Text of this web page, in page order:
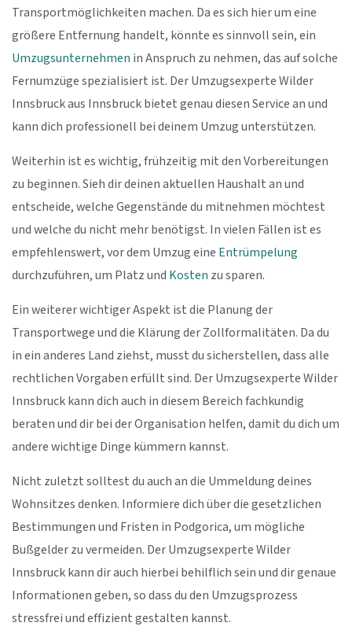
Transportmöglichkeiten machen. Da es sich hier um eine
größere Entfernung handelt, könnte es sinnvoll sein, ein
Umzugsunternehmen in Anspruch zu nehmen, das auf solche
Fernumzüge spezialisiert ist. Der Umzugsexperte Wilder
Innsbruck aus Innsbruck bietet genau diesen Service an und
kann dich professionell bei deinem Umzug unterstützen.
Weiterhin ist es wichtig, frühzeitig mit den Vorbereitungen
zu beginnen. Sieh dir deinen aktuellen Haushalt an und
entscheide, welche Gegenstände du mitnehmen möchtest
und welche du nicht mehr benötigst. In vielen Fällen ist es
empfehlenswert, vor dem Umzug eine Entrümpelung
durchzuführen, um Platz und Kosten zu sparen.
Ein weiterer wichtiger Aspekt ist die Planung der
Transportwege und die Klärung der Zollformalitäten. Da du
in ein anderes Land ziehst, musst du sicherstellen, dass alle
rechtlichen Vorgaben erfüllt sind. Der Umzugsexperte Wilder
Innsbruck kann dich auch in diesem Bereich fachkundig
beraten und dir bei der Organisation helfen, damit du dich um
andere wichtige Dinge kümmern kannst.
Nicht zuletzt solltest du auch an die Ummeldung deines
Wohnsitzes denken. Informiere dich über die gesetzlichen
Bestimmungen und Fristen in Podgorica, um mögliche
Bußgelder zu vermeiden. Der Umzugsexperte Wilder
Innsbruck kann dir auch hierbei behilflich sein und dir genaue
Informationen geben, so dass du den Umzugsprozess
stressfrei und effizient gestalten kannst.